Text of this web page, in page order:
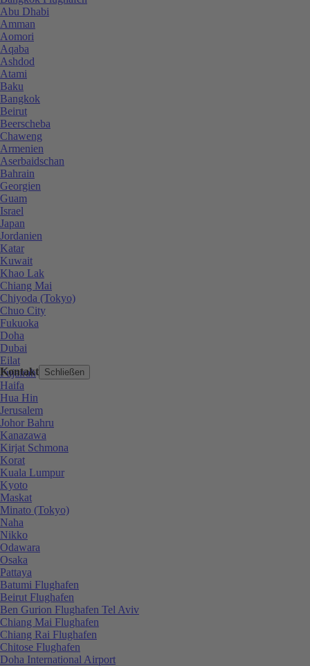
Kontakt Schließen
Abu Dhabi
Amman
Aomori
Aqaba
Ashdod
Atami
Baku
Bangkok
Beirut
Beerscheba
Chaweng
Armenien
Aserbaidschan
Bahrain
Georgien
Guam
Israel
Japan
Jordanien
Katar
Kuwait
Khao Lak
Chiang Mai
Chiyoda (Tokyo)
Chuo City
Fukuoka
Doha
Dubai
Eilat
Fujairah
Haifa
Hua Hin
Jerusalem
Johor Bahru
Kanazawa
Kirjat Schmona
Korat
Kuala Lumpur
Kyoto
Maskat
Minato (Tokyo)
Naha
Nikko
Odawara
Osaka
Pattaya
Batumi Flughafen
Beirut Flughafen
Ben Gurion Flughafen Tel Aviv
Chiang Mai Flughafen
Chiang Rai Flughafen
Chitose Flughafen
Doha International Airport